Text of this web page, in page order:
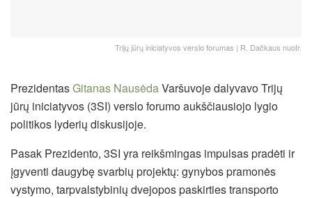
Trijų jūrų iniciatyvos verslo forumas | R. Dačkaus nuotr.
PrezidentasGitanas NausėdaVaršuvoje dalyvavo Trijų
jūrų iniciatyvos (3SI) verslo forumo aukščiausiojo lygio
politikos lyderių diskusijoje.
Pasak Prezidento, 3SI yra reikšmingas impulsas pradėti ir
įgyventi daugybę svarbių projektų: gynybos pramonės
vystymo, tarpvalstybinių dvejopos paskirties transporto